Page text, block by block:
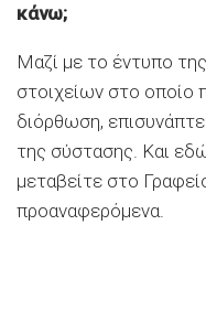
κάνω;
Μαζί με το έντυπο
στοιχείων στο οποίο
διόρθωση,
της σύστασης. Και
μεταβείτε στο
προαναφερόμενα.